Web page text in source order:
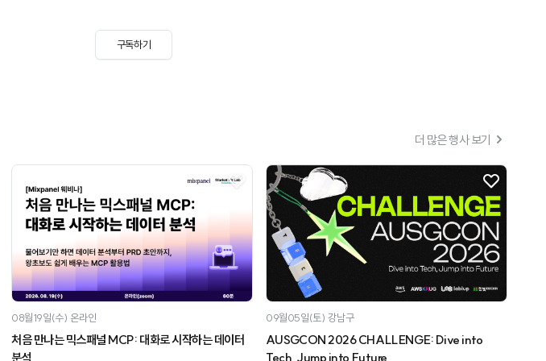
구독하기
더 많은 행사 보기
08월19일(수) 온라인
처음 만나는 믹스패널 MCP: 대화로 시작하는 데이터
분석
09월05일(토) 강남구
AUSGCON 2026 CHALLENGE: Dive into
Tech, Jump into Future